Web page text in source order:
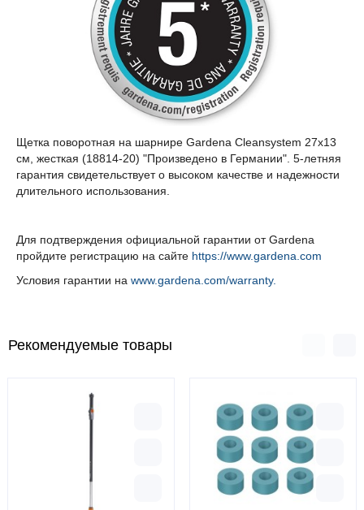
Щетка поворотная на шарнире Gardena Cleansystem 27х13
см, жесткая (18814-20) "Произведено в Германии". 5-летняя
гарантия свидетельствует о высоком качестве и надежности
длительного использования.
Для подтверждения официальной гарантии от Gardena
пройдите регистрацию на сайте https://www.gardena.com
Условия гарантии на www.gardena.com/warranty.
Рекомендуемые товары